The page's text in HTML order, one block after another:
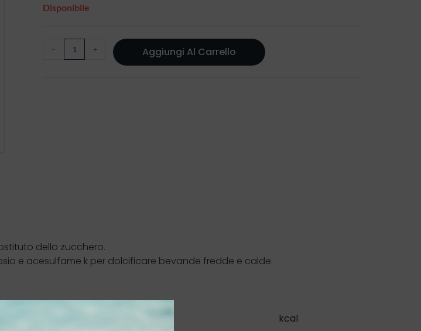
Disponibile
- + Aggiungi Al Carrello
dello zucchero.
e acesulfame k per dolcificare bevande fredde e calde.
kJ
kcal